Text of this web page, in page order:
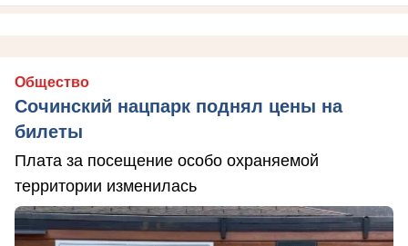
Общество
Сочинский нацпарк поднял цены на
билеты
Плата за посещение особо охраняемой
территории изменилась